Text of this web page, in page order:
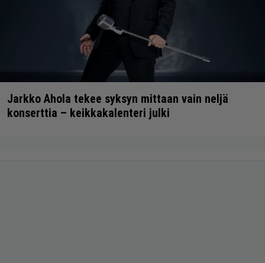
Jarkko Ahola tekee syksyn mittaan vain neljä
konserttia – keikkakalenteri julki